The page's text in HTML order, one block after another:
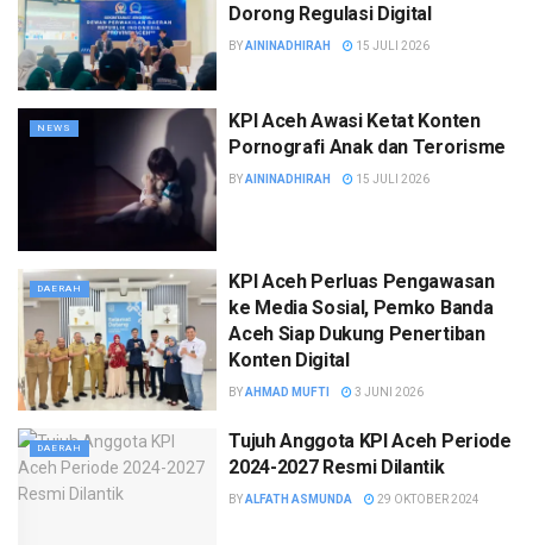
Dorong Regulasi Digital
BYAININADHIRAH 15 JULI 2026
NEWS
KPI Aceh Awasi Ketat Konten
Pornografi Anak dan Terorisme
BYAININADHIRAH 15 JULI 2026
DAERAH
KPI Aceh Perluas Pengawasan
ke Media Sosial, Pemko Banda
Aceh Siap Dukung Penertiban
Konten Digital
BYAHMAD MUFTI 3 JUNI 2026
DAERAH
Tujuh Anggota KPI Aceh Periode
2024-2027 Resmi Dilantik
BYALFATH ASMUNDA 29 OKTOBER 2024